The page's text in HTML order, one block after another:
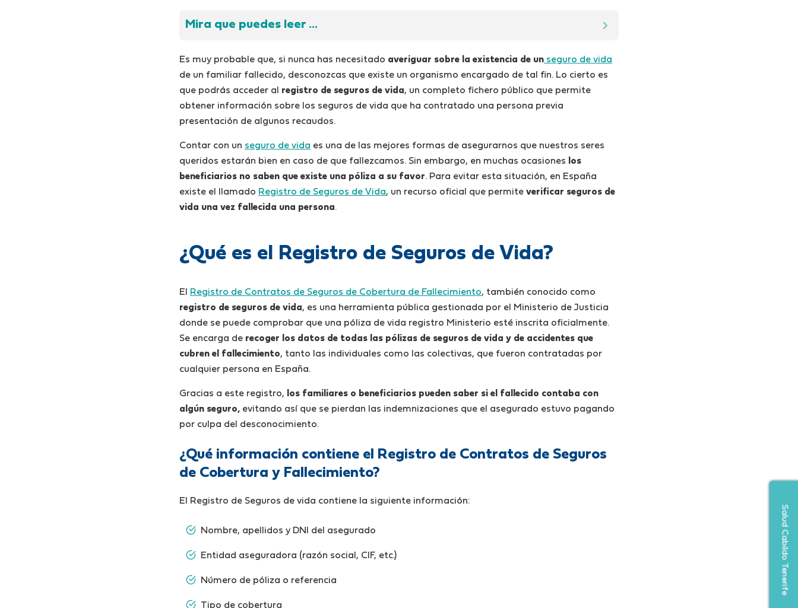
Salud Cabildo Tenerife
Mira que puedes leer ...
Es muy probable que, si nunca has necesitado averiguar sobre la existencia de un seguro de vida
de un familiar fallecido, desconozcas que existe un organismo encargado de tal fin. Lo cierto es
que podrás acceder al registro de seguros de vida, un completo fichero público que permite
obtener información sobre los seguros de vida que ha contratado una persona previa
presentación de algunos recaudos.
Contar con un seguro de vida es una de las mejores formas de asegurarnos que nuestros seres
queridos estarán bien en caso de que fallezcamos. Sin embargo, en muchas ocasiones
los
beneficiarios no saben que existe una póliza a su favor. Para evitar esta situación, en España
existe el llamado Registro de Seguros de Vida, un recurso oficial que permite verificar seguros de
vida una vez fallecida una persona.
¿Qué es el Registro de Seguros de Vida?
El Registro de Contratos de Seguros de Cobertura de Fallecimiento, también conocido como
registro de seguros de vida, es una herramienta pública gestionada por el Ministerio de Justicia
donde se puede comprobar que una póliza de vida registro Ministerio esté inscrita oficialmente.
Se encarga de recoger los datos de todas las pólizas de seguros de vida y de accidentes que
cubren el fallecimiento, tanto las individuales como las colectivas, que fueron contratadas por
cualquier persona en España.
Gracias a este registro,
los familiares o beneficiarios pueden saber si el fallecido contaba con
algún seguro, evitando así que se pierdan las indemnizaciones que el asegurado estuvo pagando
por culpa del desconocimiento.
¿Qué información contiene el Registro de Contratos de Seguros
de Cobertura y Fallecimiento?
El Registro de Seguros de vida contiene la siguiente información:
Nombre, apellidos y DNI del asegurado
Entidad aseguradora (razón social, CIF, etc.)
Número de póliza o referencia
Tipo de cobertura